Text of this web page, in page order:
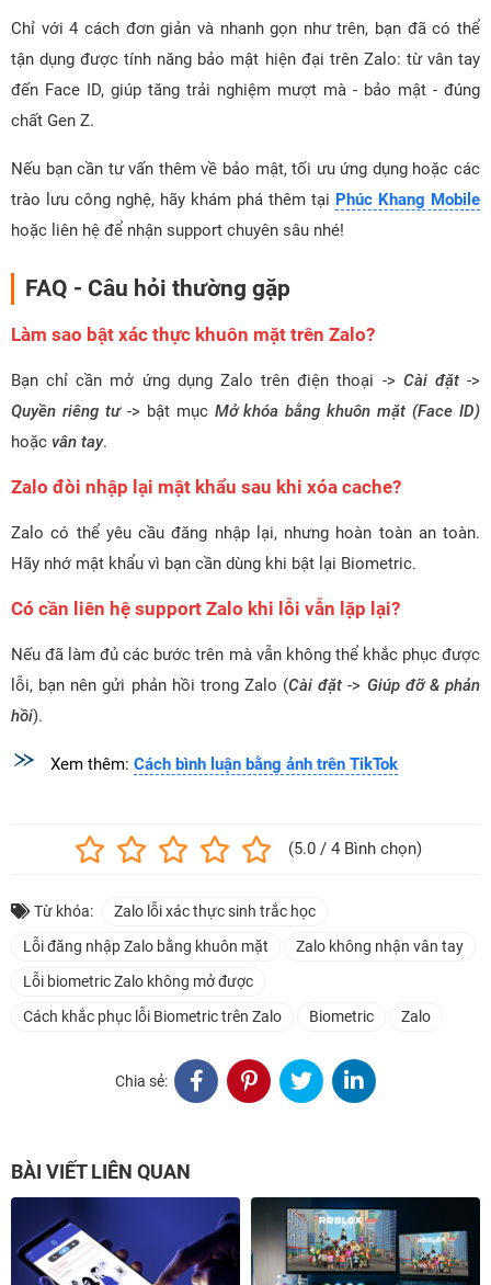
Chỉ với 4 cách đơn giản và nhanh gọn như trên, bạn đã có thể
tận dụng được tính năng bảo mật hiện đại trên Zalo: từ vân tay
đến Face ID, giúp tăng trải nghiệm mượt mà - bảo mật - đúng
chất Gen Z.
Nếu bạn cần tư vấn thêm về bảo mật, tối ưu ứng dụng hoặc các
trào lưu công nghệ, hãy khám phá thêm tại Phúc Khang Mobile
hoặc liên hệ để nhận support chuyên sâu nhé!
FAQ - Câu hỏi thường gặp
Làm sao bật xác thực khuôn mặt trên Zalo?
Bạn chỉ cần mở ứng dụng Zalo trên điện thoại -> Cài đặt->
Quyền riêng tư-> bật mục Mở khóa bằng khuôn mặt (Face ID)
hoặc vân tay.
Zalo đòi nhập lại mật khẩu sau khi xóa cache?
Zalo có thể yêu cầu đăng nhập lại, nhưng hoàn toàn an toàn.
Hãy nhớ mật khẩu vì bạn cần dùng khi bật lại Biometric.
Có cần liên hệ support Zalo khi lỗi vẫn lặp lại?
Nếu đã làm đủ các bước trên mà vẫn không thể khắc phục được
lỗi, bạn nên gửi phản hồi trong Zalo (Cài đặt -> Giúp đỡ & phản
hồi).
Xem thêm: Cách bình luận bằng ảnh trên TikTok
(5.0 / 4 Bình chọn)
Từ khóa:
Zalo lỗi xác thực sinh trắc học
Lỗi đăng nhập Zalo bằng khuôn mặt
Zalo không nhận vân tay
Lỗi biometric Zalo không mở được
Cách khắc phục lỗi Biometric trên Zalo
Biometric Zalo
Chia sẻ:
BÀI VIẾT LIÊN QUAN